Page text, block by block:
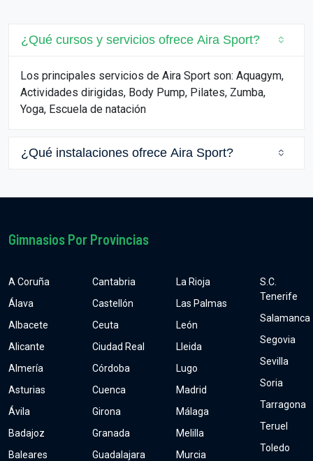
¿Qué cursos y servicios ofrece Aira Sport?
Los principales servicios de Aira Sport son: Aquagym,
Actividades dirigidas, Body Pump, Pilates, Zumba,
Yoga, Escuela de natación
¿Qué instalaciones ofrece Aira Sport?
Gimnasios Por Provincias
A Coruña
Álava
Albacete
Alicante
Almería
Asturias
Ávila
Badajoz
Baleares
Cantabria
Castellón
Ceuta
Ciudad Real
Córdoba
Cuenca
Girona
Granada
Guadalajara
La Rioja
Las Palmas
León
Lleida
Lugo
Madrid
Málaga
Melilla
Murcia
S.C.
Tenerife
Salamanca
Segovia
Sevilla
Soria
Tarragona
Teruel
Toledo